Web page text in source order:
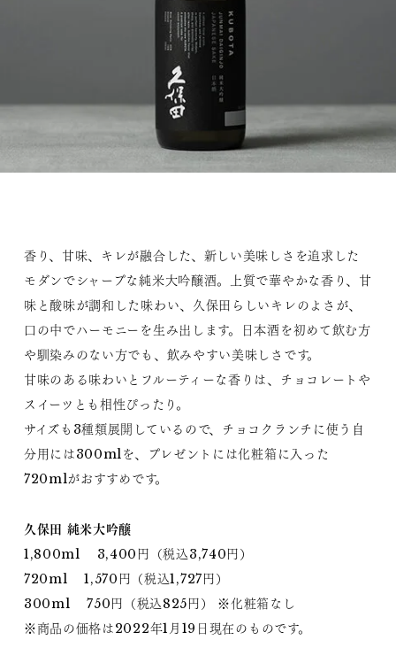
香り、甘味、キレが融合した、新しい美味しさを追求した
モダンでシャープな純米大吟醸酒。上質で華やかな香り、甘
味と酸味が調和した味わい、久保田らしいキレのよさが、
口の中でハーモニーを生み出します。日本酒を初めて飲む方
や馴染みのない方でも、飲みやすい美味しさです。
甘味のある味わいとフルーティーな香りは、チョコレートや
スイーツとも相性ぴったり。
サイズも3種類展開しているので、チョコクランチに使う自
分用には300mlを、プレゼントには化粧箱に入った
720mlがおすすめです。
久保田 純米大吟醸
1,800ml 3,400円（税込3,740円）
720ml 1,570円（税込1,727円）
300ml 750円（税込825円） ※化粧箱なし
※商品の価格は2022年1月19日現在のものです。